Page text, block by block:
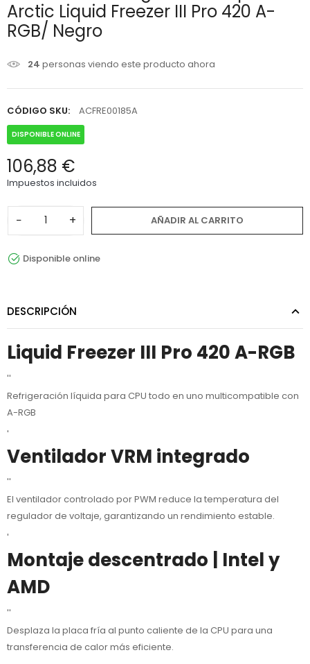
Arctic Liquid Freezer III Pro 420 A-
RGB/ Negro
24 personas viendo este producto ahora
CÓDIGO SKU: ACFRE00185A
DISPONIBLE ONLINE
106,88 €
Impuestos incluidos
− + AÑADIR AL CARRITO
Disponible online
DESCRIPCIÓN
Liquid Freezer III Pro 420 A-RGB
''
Refrigeración líquida para CPU todo en uno multicompatible con
A-RGB
'
Ventilador VRM integrado
''
El ventilador controlado por PWM reduce la temperatura del
regulador de voltaje, garantizando un rendimiento estable.
'
Montaje descentrado | Intel y
AMD
''
Desplaza la placa fría al punto caliente de la CPU para una
transferencia de calor más eficiente.